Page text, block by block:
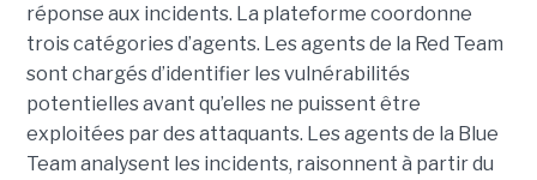
réponse aux incidents. La plateforme coordonne
trois catégories d’agents. Les agents de la Red Team
sont chargés d’identifier les vulnérabilités
potentielles avant qu’elles ne puissent être
exploitées par des attaquants. Les agents de la Blue
Team analysent les incidents, raisonnent à partir du